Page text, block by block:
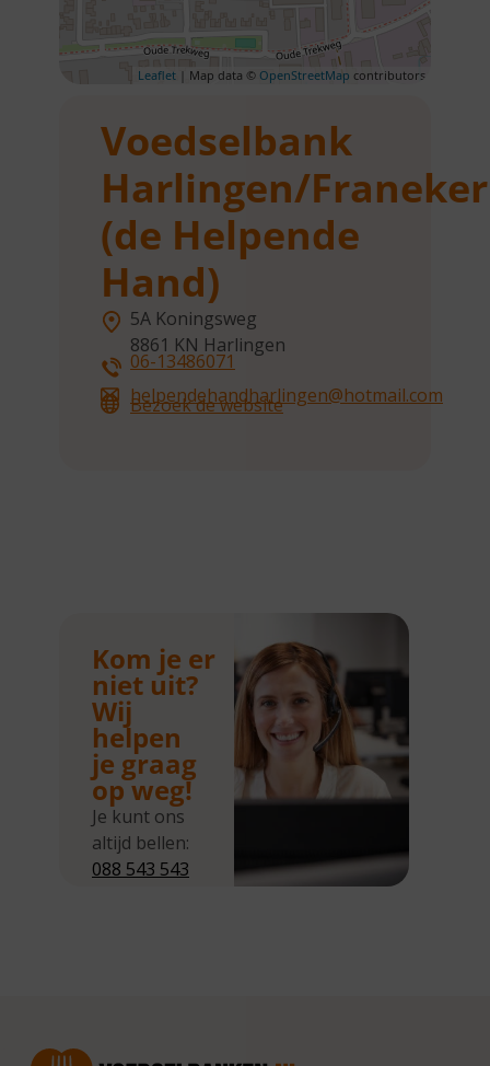
Leaflet | Map data © OpenStreetMap contributors
Voedselbank
Harlingen/Franeker
(de Helpende
Hand)
5A Koningsweg
8861 KN Harlingen
06-13486071
helpendehandharlingen@hotmail.com
Bezoek de website
Kom je er
niet uit?
Wij
helpen
je graag
op weg!
Je kunt ons
altijd bellen:
088 543 543